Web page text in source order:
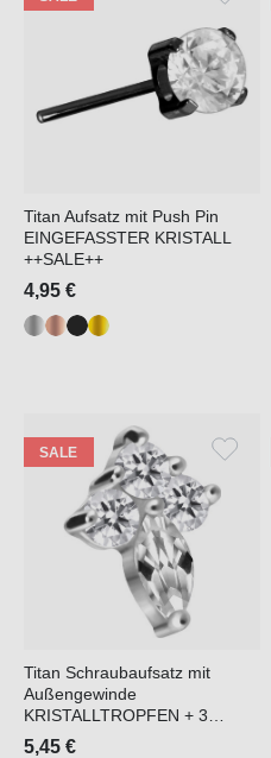
Titan Aufsatz mit Push Pin
EINGEFASSTER KRISTALL
++SALE++
4,95 €
SALE
Titan Schraubaufsatz mit
Außengewinde
KRISTALLTROPFEN + 3
KRISTALLE ++SALE++
5,45 €